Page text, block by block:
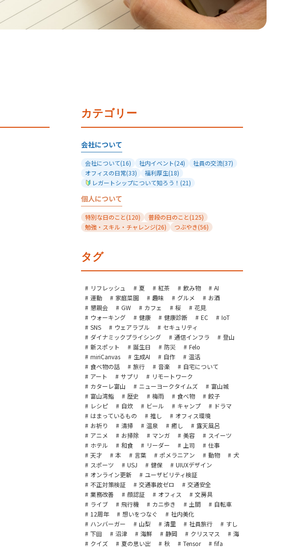
カテゴリー
会社について
会社について(16) 社内イベント(24) 社員の交流(37)
オフィスの日常(33) 福利厚生(18)
レガートシップについて知ろう！ (21)
個人について
特別な日のこと(120) 普段の日のこと(125)
勉強・スキル・チャレンジ(26) つぶやき(56)
タグ
リフレッシュ 夏 紅茶 飲み物
AI
運動
家庭菜園 趣味 グルメ
お酒
懇親会
GW カフェ 桜
花見
ウォーキング
健康 健康診断 EC
IoT
SNS
ウェアラブル
セキュリティ
ダイナミックプライシング
通信インフラ
登山
新スポット
誕生日 防災
Felo
miriCanvas
生成AI 自作
温活
食べ物の話
旅行 音楽
自宅について
アート
サプリ
リモートワーク
カターレ富山
ニューヨークタイムズ
富山城
富山湾鮨
歴史 梅雨 食べ物
餃子
レシピ
自炊 ビール キャンプ
ドラマ
はまっているもの
推し
オフィス環境
お祈り
清掃 温泉 癒し
露天風呂
アニメ
お掃除 マンガ 美容
スイーツ
ホテル
和食 リーダー 上司
仕事
天才
本 言葉 ポメラニアン 動物
犬
スポーツ
USJ 健保
UIUXデザイン
オンライン更新
ユーザビリティ検証
不正対策検証
交通事故ゼロ
交通安全
業務改善
顔認証 オフィス
文房具
ライブ
飛行機 カニ歩き 土間
自転車
12周年
想いをつなぐ
社内美化
ハンバーガー
山梨 清里 社員旅行
すし
下田
沼津 海鮮 静岡 クリスマス
海
クイズ
夏の思い出 秋 Tensor
fifa